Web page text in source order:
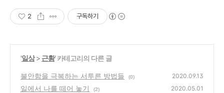
2 구독하기
'일상> 근황' 카테고리의 다른 글
불안함을 극복하는 서투른 방법들 (0) 2020.09.13
일에서 나를 떼어 놓기 (2) 2020.05.01